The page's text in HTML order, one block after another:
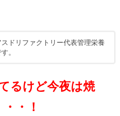
ドリファクトリー代表管理栄養
。
るけど今夜は焼
・！